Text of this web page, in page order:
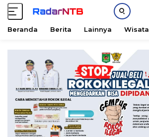
Beranda Berita Lainnya Wisata